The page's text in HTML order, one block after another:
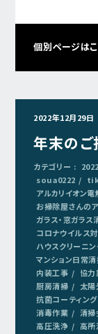
個別ページはこ
2022年12月29日
年末のご
カテゴリー :
soua0222
アルカリイオン電
お掃除屋さんの
ガラス・窓ガラス
コロナウイルス
ハウスクリーニ
マンション日常
内装工事
協力
厨房清掃
太
抗菌コーティング
消毒作業
清掃
高圧洗浄
高所